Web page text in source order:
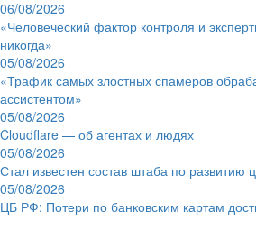
06/08/2026
«Человеческий фактор контроля и
никогда»
05/08/2026
«Трафик самых злостных спамеров
ассистентом»
05/08/2026
Cloudflare — об агентах и людях
05/08/2026
Стал известен состав штаба по
05/08/2026
ЦБ РФ: Потери по банковским картам